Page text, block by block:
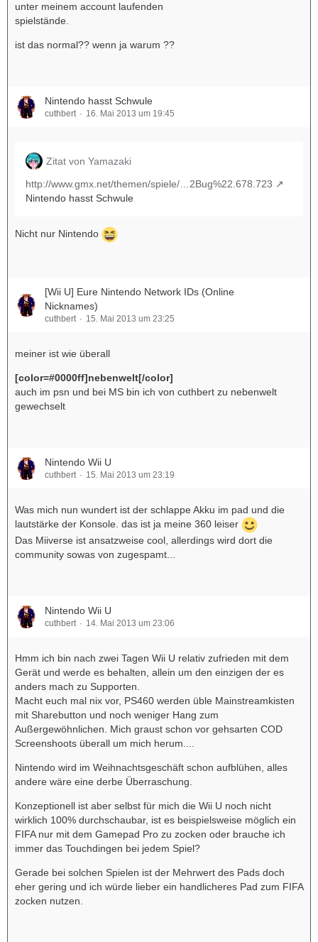
unter meinem account laufenden
spielstände.
ist das normal?? wenn ja warum ??
Nintendo hasst Schwule
cuthbert 16. Mai 2013 um 19:45
Zitat von Yamazaki
http://www.gmx.net/themen/spiele/…2Bug%22.678.723
Nintendo hasst Schwule
Nicht nur Nintendo
[Wii U] Eure Nintendo Network IDs (Online
Nicknames)
cuthbert 15. Mai 2013 um 23:25
meiner ist wie überall
[color=#0000ff]nebenwelt[/color]
auch im psn und bei MS bin ich von cuthbert zu nebenwelt
gewechselt
Nintendo Wii U
cuthbert 15. Mai 2013 um 23:19
Was mich nun wundert ist der schlappe Akku im pad und die
lautstärke der Konsole. das ist ja meine 360 leiser
Das Miiverse ist ansatzweise cool, allerdings wird dort die
community sowas von zugespamt...
Nintendo Wii U
cuthbert 14. Mai 2013 um 23:06
Hmm ich bin nach zwei Tagen Wii U relativ zufrieden mit dem
Gerät und werde es behalten, allein um den einzigen der es
anders mach zu Supporten.
Macht euch mal nix vor, PS460 werden üble Mainstreamkisten
mit Sharebutton und noch weniger Hang zum
Außergewöhnlichen. Mich graust schon vor gehsarten COD
Screenshoots überall um mich herum....
Nintendo wird im Weihnachtsgeschäft schon aufblühen, alles
andere wäre eine derbe Überraschung.
Konzeptionell ist aber selbst für mich die Wii U noch nicht
wirklich 100% durchschaubar, ist es beispielsweise möglich ein
FIFA nur mit dem Gamepad Pro zu zocken oder brauche ich
immer das Touchdingen bei jedem Spiel?
Gerade bei solchen Spielen ist der Mehrwert des Pads doch
eher gering und ich würde lieber ein handlicheres Pad zum FIFA
zocken nutzen.